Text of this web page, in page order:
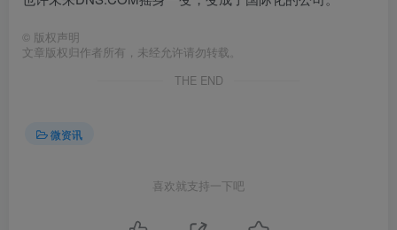
© 版权声明
文章版权归作者所有，未经允许请勿转载。
THE END
微资讯
喜欢就支持一下吧